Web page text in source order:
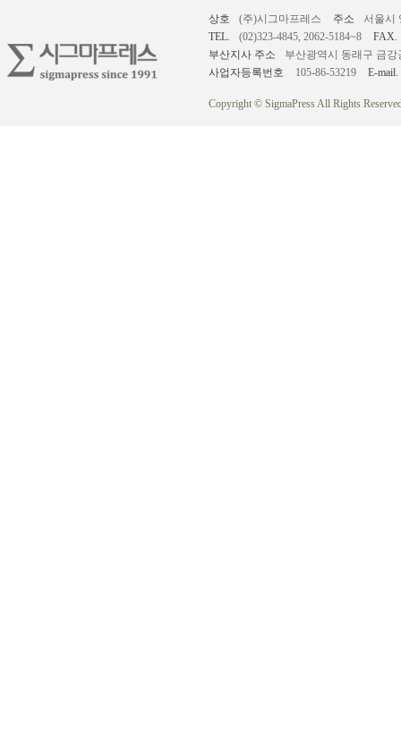
상호 (주)시그마프레스 주소
서울시
TEL.
(02)323-4845, 2062-5184~8
FAX.
부산지사 주소
부산광역시 동래구 금강
사업자등록번호
105-86-53219 E-mail.
Copyright © SigmaPress All Rights